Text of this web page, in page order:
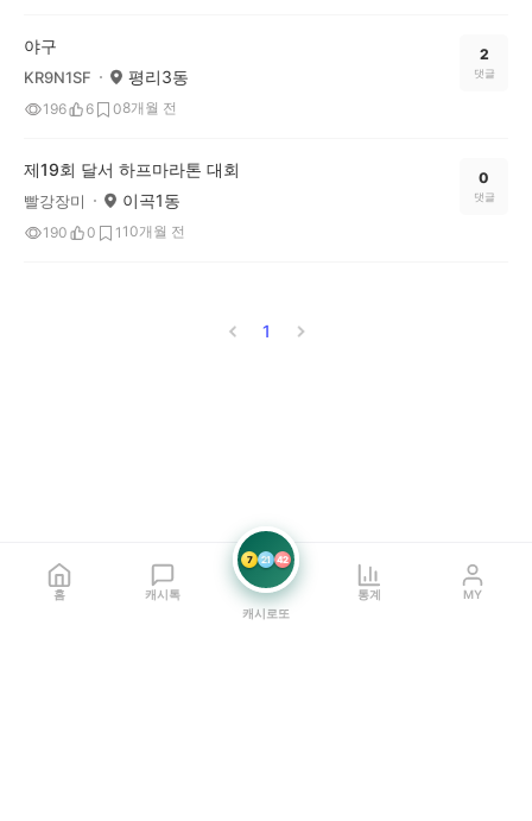
야구
KR9N1SF 평리3동
196 6 08개월 전
2
댓글
제19회 달서 하프마라톤 대회
빨강장미 이곡1동
190 0 1 10개월 전
0
댓글
1
홈 캐시톡
7 21 42
캐시로또
통계 MY